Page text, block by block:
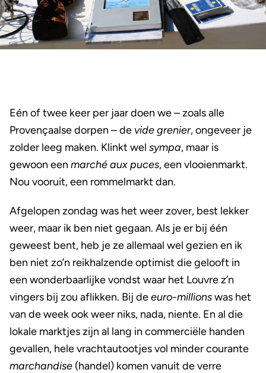
Eén of twee keer per jaar doen we – zoals alle
Provençaalse dorpen – de vide grenier, ongeveer je
zolder leeg maken. Klinkt wel sympa, maar is
gewoon een marché aux puces, een vlooienmarkt.
Nou vooruit, een rommelmarkt dan.
Afgelopen zondag was het weer zover, best lekker
weer, maar ik ben niet gegaan. Als je er bij één
geweest bent, heb je ze allemaal wel gezien en ik
ben niet zo’n reikhalzende optimist die gelooft in
een wonderbaarlijke vondst waar het Louvre z’n
vingers bij zou aflikken. Bij deeuro-millionswas het
van de week ook weer niks, nada, niente. En al die
lokale marktjes zijn al lang in commerciële handen
gevallen, hele vrachtautootjes vol minder courante
marchandise (handel) komen vanuit de verre